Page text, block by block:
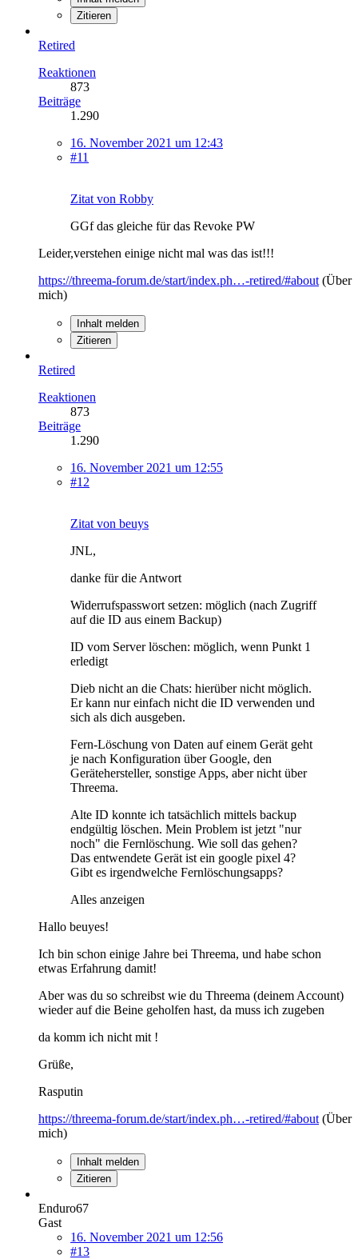
Zitieren
Retired
Reaktionen
873
Beiträge
1.290
16. November 2021 um 12:43
#11
Zitat von Robby
GGf das gleiche für das Revoke PW
Leider,verstehen einige nicht mal was das ist!!!
https://threema-forum.de/start/index.ph…-retired/#about (Über
mich)
Inhalt melden
Zitieren
Retired
Reaktionen
873
Beiträge
1.290
16. November 2021 um 12:55
#12
Zitat von beuys
JNL,
danke für die Antwort
Widerrufspasswort setzen: möglich (nach Zugriff
auf die ID aus einem Backup)
ID vom Server löschen: möglich, wenn Punkt 1
erledigt
Dieb nicht an die Chats: hierüber nicht möglich.
Er kann nur einfach nicht die ID verwenden und
sich als dich ausgeben.
Fern-Löschung von Daten auf einem Gerät geht
je nach Konfiguration über Google, den
Gerätehersteller, sonstige Apps, aber nicht über
Threema.
Alte ID konnte ich tatsächlich mittels backup
endgültig löschen. Mein Problem ist jetzt "nur
noch" die Fernlöschung. Wie soll das gehen?
Das entwendete Gerät ist ein google pixel 4?
Gibt es irgendwelche Fernlöschungsapps?
Alles anzeigen
Hallo beuyes!
Ich bin schon einige Jahre bei Threema, und habe schon
etwas Erfahrung damit!
Aber was du so schreibst wie du Threema (deinem Account)
wieder auf die Beine geholfen hast, da muss ich zugeben
da komm ich nicht mit !
Grüße,
Rasputin
https://threema-forum.de/start/index.ph…-retired/#about (Über
mich)
Inhalt melden
Zitieren
Enduro67
Gast
16. November 2021 um 12:56
#13